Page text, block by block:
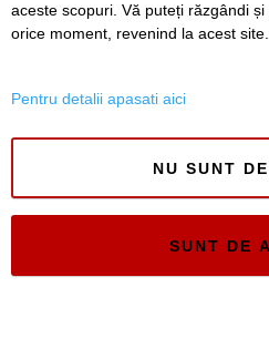
aceste scopuri. Vă puteți răzgândi
orice moment, revenind la acest site.
Pentru detalii apasati aici
NU SUNT
SUNT DE